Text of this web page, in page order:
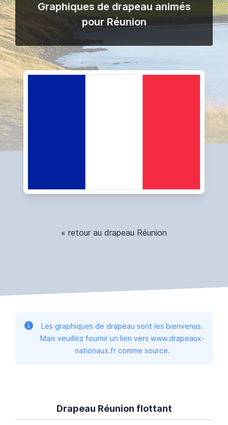
Graphiques de drapeau animés
pour Réunion
« retour au drapeau Réunion
Les graphiques de drapeau sont les bienvenus.
Mais veuillez fournir un lien vers www.drapeaux-
nationaux.fr comme source.
Drapeau Réunion flottant